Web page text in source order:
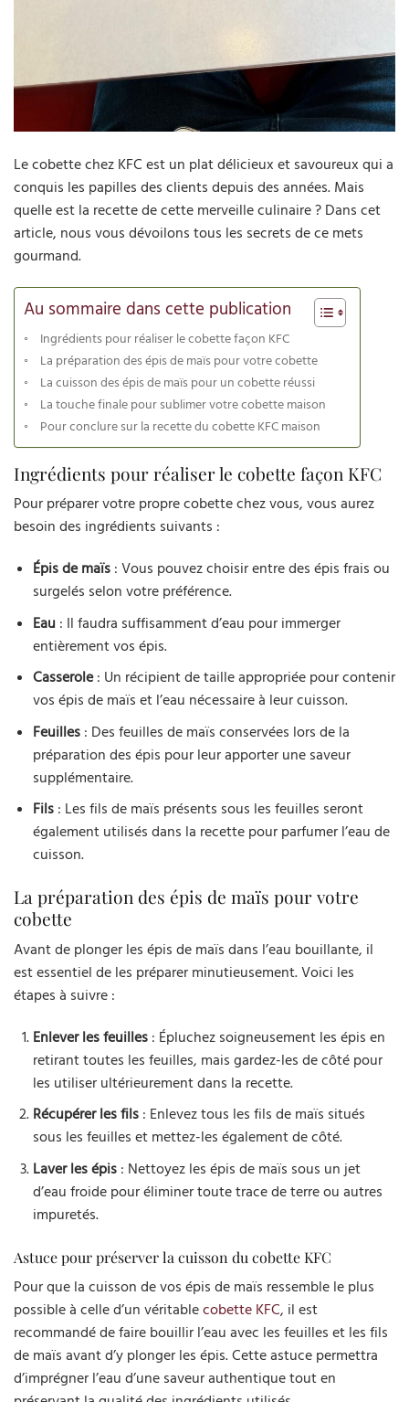
Le cobette chez KFC est un plat délicieux et savoureux qui a
conquis les papilles des clients depuis des années. Mais
quelle est la recette de cette merveille culinaire ? Dans cet
article, nous vous dévoilons tous les secrets de ce mets
gourmand.
Au sommaire dans cette publication
Ingrédients pour réaliser le cobette façon KFC
La préparation des épis de maïs pour votre cobette
La cuisson des épis de maïs pour un cobette réussi
La touche finale pour sublimer votre cobette maison
Pour conclure sur la recette du cobette KFC maison
Ingrédients pour réaliser le cobette façon KFC
Pour préparer votre propre cobette chez vous, vous aurez
besoin des ingrédients suivants :
Épis de maïs: Vous pouvez choisir entre des épis frais ou
surgelés selon votre préférence.
Eau: Il faudra suffisamment d’eau pour immerger
entièrement vos épis.
Casserole: Un récipient de taille appropriée pour contenir
vos épis de maïs et l’eau nécessaire à leur cuisson.
Feuilles: Des feuilles de maïs conservées lors de la
préparation des épis pour leur apporter une saveur
supplémentaire.
Fils: Les fils de maïs présents sous les feuilles seront
également utilisés dans la recette pour parfumer l’eau de
cuisson.
La préparation des épis de maïs pour votre
cobette
Avant de plonger les épis de maïs dans l’eau bouillante, il
est essentiel de les préparer minutieusement. Voici les
étapes à suivre :
Enlever les feuilles: Épluchez soigneusement les épis en
retirant toutes les feuilles, mais gardez-les de côté pour
les utiliser ultérieurement dans la recette.
Récupérer les fils: Enlevez tous les fils de maïs situés
sous les feuilles et mettez-les également de côté.
Laver les épis: Nettoyez les épis de maïs sous un jet
d’eau froide pour éliminer toute trace de terre ou autres
impuretés.
Astuce pour préserver la cuisson du cobette KFC
Pour que la cuisson de vos épis de maïs ressemble le plus
possible à celle d’un véritablecobette KFC, il est
recommandé de faire bouillir l’eau avec les feuilles et les fils
de maïs avant d’y plonger les épis. Cette astuce permettra
d’imprégner l’eau d’une saveur authentique tout en